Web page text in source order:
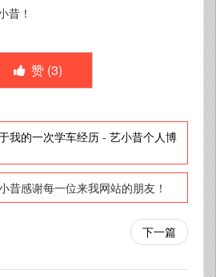
昔！
赞 (3)
我的一次学车经历 - 艺小昔个人博
昔感谢每一位来我网站的朋友！
下一篇